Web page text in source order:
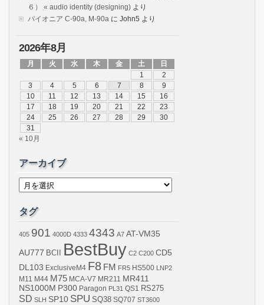
６） « audio identity (designing) より
パイオニア C-90a, M-90a に John5 より
2026年8月
月 火 水 木 金 土
日
1
2
3
4 5 6 7 8
9
10
11 12 13 14 15
16
17
18 19 20 21 22
23
24
25 26 27 28 29
30
31
« 10月
アーカイブ
ア
イ
ブ
タグ
405 901 4000D 4333 4343 A7 AT-VM35
AU777 BCII BestBuy C2 C200 CD5
DL103 ExclusiveM4 F8 FM FR5 HS500 LNP2
M11
M44 M75 MCA-V7 MR211 MR411
NS1000M P300 Paragon PL31 QS1 RS275
SD SLH SP10 SPU SQ38 SQ707 ST3600